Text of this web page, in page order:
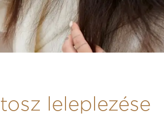
leleplezése